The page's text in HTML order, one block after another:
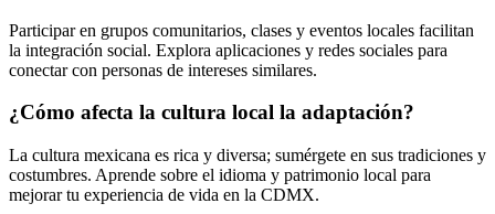
Participar en grupos comunitarios, clases y eventos locales facilitan
la integración social. Explora aplicaciones y redes sociales para
conectar con personas de intereses similares.
¿Cómo afecta la cultura local la adaptación?
La cultura mexicana es rica y diversa; sumérgete en sus tradiciones y
costumbres. Aprende sobre el idioma y patrimonio local para
mejorar tu experiencia de vida en la CDMX.